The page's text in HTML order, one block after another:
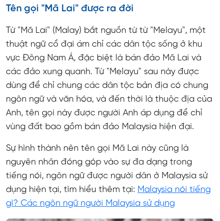
Tên gọi "Mã Lai" được ra đời
Từ "Mã Lai" (Malay) bắt nguồn từ từ "Melayu", một
thuật ngữ cổ đại ám chỉ các dân tộc sống ở khu
vực Đông Nam Á, đặc biệt là bán đảo Mã Lai và
các đảo xung quanh. Từ "Melayu" sau này được
dùng để chỉ chung các dân tộc bản địa có chung
ngôn ngữ và văn hóa, và đến thời là thuộc địa của
Anh, tên gọi này được người Anh áp dụng để chỉ
vùng đất bao gồm bán đảo Malaysia hiện đại.
Sự hình thành nên tên gọi Mã Lai này cũng là
nguyên nhân đóng góp vào sự đa dạng trong
tiếng nói, ngôn ngữ được người dân ở Malaysia sử
dụng hiện tại, tìm hiểu thêm tại: Malaysia nói tiếng
gì? Các ngôn ngữ người Malaysia sử dụng